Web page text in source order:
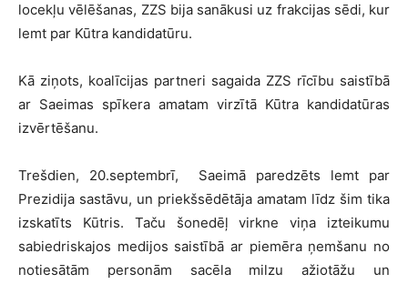
locekļu vēlēšanas, ZZS bija sanākusi uz frakcijas sēdi, kur
lemt par Kūtra kandidatūru.
Kā ziņots, koalīcijas partneri sagaida ZZS rīcību saistībā
ar Saeimas spīkera amatam virzītā Kūtra kandidatūras
izvērtēšanu.
Trešdien, 20.septembrī, Saeimā paredzēts lemt par
Prezidija sastāvu, un priekšsēdētāja amatam līdz šim tika
izskatīts Kūtris. Taču šonedēļ virkne viņa izteikumu
sabiedriskajos medijos saistībā ar piemēra ņemšanu no
notiesātām personām sacēla milzu ažiotāžu un